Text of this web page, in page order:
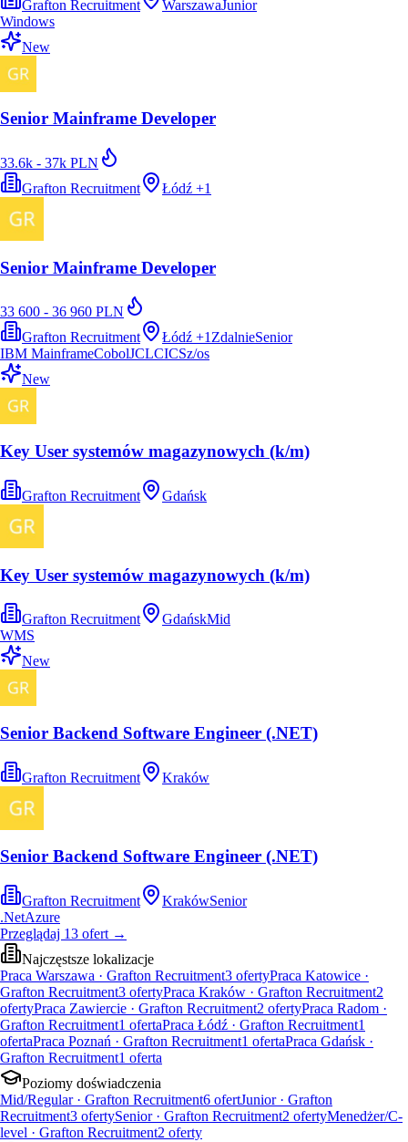
Grafton Recruitment WarszawaJunior
Windows
New
Senior Mainframe Developer
33.6k - 37k PLN
Grafton Recruitment
Łódź +1
Senior Mainframe Developer
33 600 - 36 960 PLN
Grafton Recruitment
Łódź +1ZdalnieSenior
IBM MainframeCobolJCLCICSz/os
New
Key User systemów magazynowych (k/m)
Grafton Recruitment Gdańsk
Key User systemów magazynowych (k/m)
Grafton Recruitment GdańskMid
WMS
New
Senior Backend Software Engineer (.NET)
Grafton Recruitment Kraków
Senior Backend Software Engineer (.NET)
Grafton Recruitment KrakówSenior
.NetAzure
Przeglądaj 13 ofert →
Najczęstsze lokalizacje
Praca Warszawa · Grafton Recruitment3 ofertyPraca Katowice ·
Grafton Recruitment3 ofertyPraca Kraków · Grafton Recruitment2
ofertyPraca Zawiercie · Grafton Recruitment2 ofertyPraca Radom ·
Grafton Recruitment1 ofertaPraca Łódź · Grafton Recruitment1
ofertaPraca Poznań · Grafton Recruitment1 ofertaPraca Gdańsk ·
Grafton Recruitment1 oferta
Poziomy doświadczenia
Mid/Regular · Grafton Recruitment6 ofertJunior · Grafton
Recruitment3 ofertySenior · Grafton Recruitment2 ofertyMenedżer/C-
level · Grafton Recruitment2 oferty